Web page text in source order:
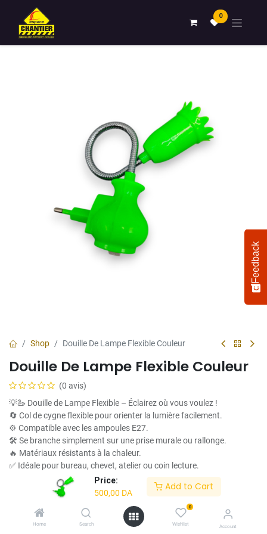
Price:
500,00 DA
Add to Cart
Home Search
0
Wishlist Account
0
Shop Douille De Lampe Flexible Couleur
Douille De Lampe Flexible Couleur
(0 avis)
💡🦢 Douille de Lampe Flexible – Éclairez où vous voulez !
🔄 Col de cygne flexible pour orienter la lumière facilement.
⚙️ Compatible avec les ampoules E27.
🛠️ Se branche simplement sur une prise murale ou rallonge.
🔥 Matériaux résistants à la chaleur.
✅ Idéale pour bureau, chevet, atelier ou coin lecture.
DA
Feedback
How would you rate your experience?
Select
an
option
Not satisfied at all Very satisfied
Next